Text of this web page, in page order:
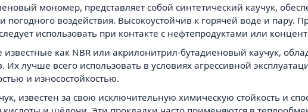
мономер, представляет собой синтетический каучук,
погодного воздействия. Высокоустойчив к горячей воде и пару.
использовать при контакте с нефтепродуктами или
как NBR или акрилонитрил-бутадиеновый каучук,
Их лучше всего использовать в условиях агрессивной
и износостойкостью.
известен за свою исключительную химическую стойкость и